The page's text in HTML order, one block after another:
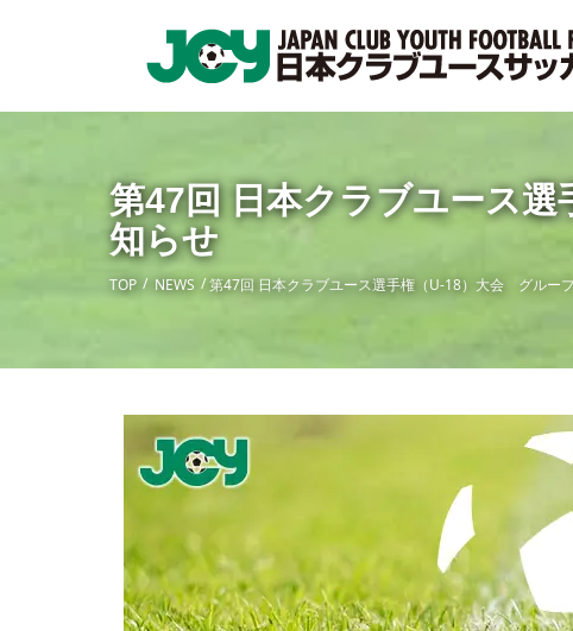
第47回 日本クラブユース
知らせ
TOP NEWS 第47回 日本クラブユース選手権（U-18）大会 グルー